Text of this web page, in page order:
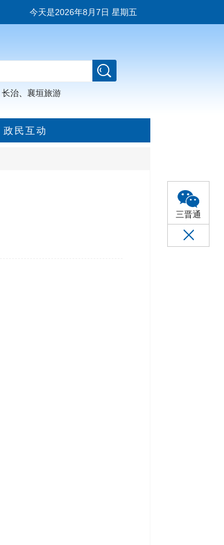
三晋通
今天是2026年8月7日 星期五
长治 襄垣旅游
政民互动